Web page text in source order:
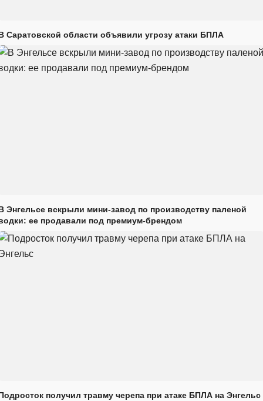
Саратовской области объявили угрозу атаки БПЛА
Энгельсе вскрыли мини-завод по производству паленой
ее продавали под премиум-брендом
получил травму черепа при атаке БПЛА на Энгельс